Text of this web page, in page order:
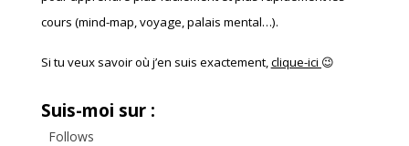
cours (mind-map, voyage, palais mental…).
Si tu veux savoir où j’en suis exactement,clique-ici 😉
Suis-moi sur :
Follows